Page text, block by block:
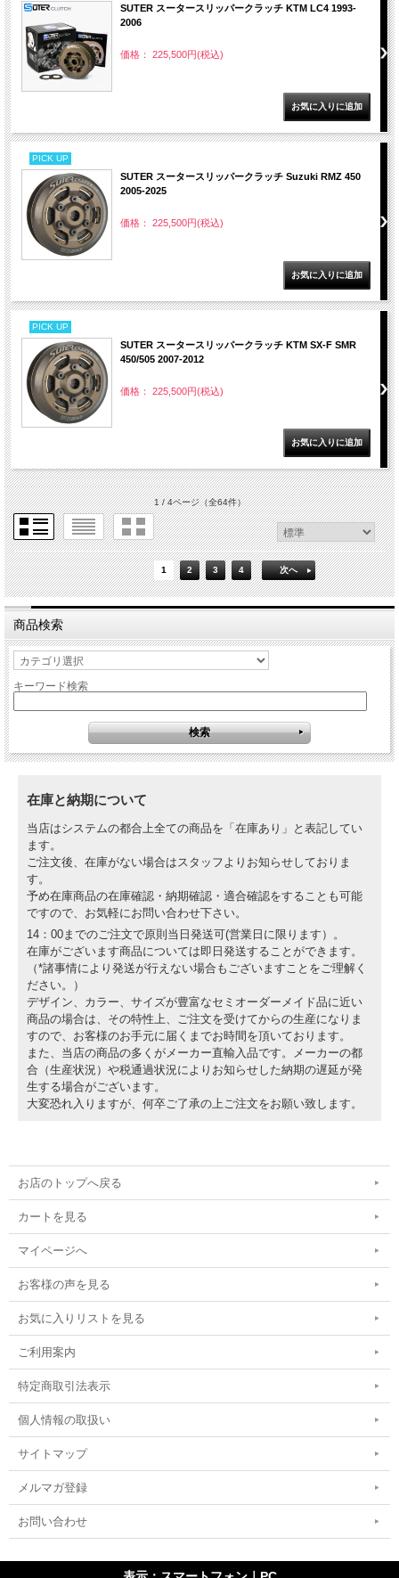
SUTER スータースリッパークラッチ KTM LC4 1993-
2006
価格： 225,500円(税込)
PICK UP
SUTER スータースリッパークラッチ Suzuki RMZ 450
2005-2025
価格： 225,500円(税込)
PICK UP
SUTER スータースリッパークラッチ KTM SX-F SMR
450/505 2007-2012
価格： 225,500円(税込)
1 / 4ページ（全64件）
1 2 3 4 次へ
商品検索
キーワード検索
在庫と納期について
当店はシステムの都合上全ての商品を「在庫あり」と表記してい
ます。
ご注文後、在庫がない場合はスタッフよりお知らせしておりま
す。
予め在庫商品の在庫確認・納期確認・適合確認をすることも可能
ですので、お気軽にお問い合わせ下さい。
14：00までのご注文で原則当日発送可(営業日に限ります）。
在庫がございます商品については即日発送することができます。
（*諸事情により発送が行えない場合もございますことをご理解く
ださい。）
デザイン、カラー、サイズが豊富なセミオーダーメイド品に近い
商品の場合は、その特性上、ご注文を受けてからの生産になりま
すので、お客様のお手元に届くまでお時間を頂いております。
また、当店の商品の多くがメーカー直輸入品です。メーカーの都
合（生産状況）や税通過状況によりお知らせした納期の遅延が発
生する場合がございます。
大変恐れ入りますが、何卒ご了承の上ご注文をお願い致します。
お店のトップへ戻る
カートを見る
マイページへ
お客様の声を見る
お気に入りリストを見る
ご利用案内
特定商取引法表示
個人情報の取扱い
サイトマップ
メルマガ登録
お問い合わせ